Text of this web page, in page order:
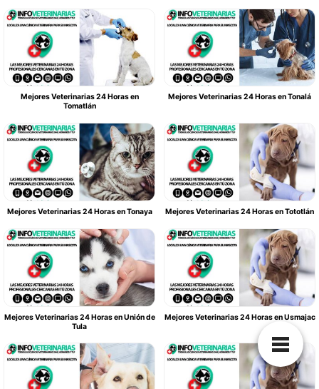
Mejores Veterinarias 24 Horas en
Tomatlán
Mejores Veterinarias 24 Horas en Tonalá
Mejores Veterinarias 24 Horas en Tonaya Mejores Veterinarias 24 Horas en Tototlán
Mejores Veterinarias 24 Horas en Unión de
Tula
Mejores Veterinarias 24 Horas en Usmajac